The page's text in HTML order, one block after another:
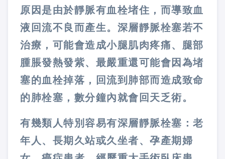
原因是由於靜脈有血栓堵住，而導致血
液回流不良而產生。深層靜脈栓塞若不
治療，可能會造成小腿肌肉疼痛、腿部
腫脹發熱發紫、最嚴重還可能會因為堵
塞的血栓掉落，回流到肺部而造成致命
的肺栓塞，數分鐘內就會回天乏術。
有幾類人特別容易有深層靜脈栓塞：老
年人、長期久站或久坐者、孕產期婦